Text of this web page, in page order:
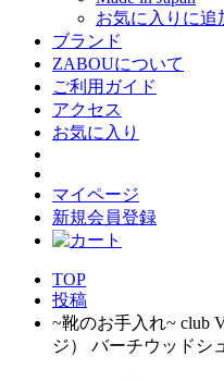
お気に入りに追
ブランド
ZABOUについて
ご利用ガイド
アクセス
お気に入り
マイページ
新規会員登録
TOP
投稿
~靴のお手入れ~ club
ジ） バーチウッドシ